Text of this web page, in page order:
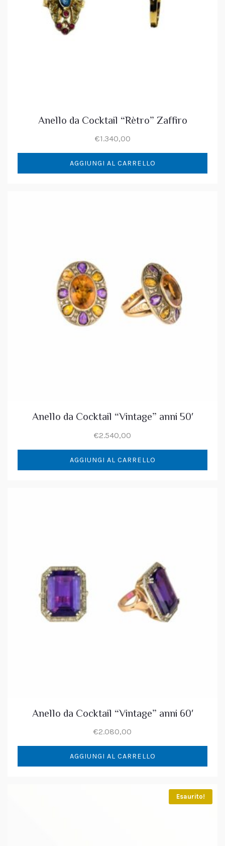
Anello da Cocktail “Rètro” Zaffiro
€1.340,00
AGGIUNGI AL CARRELLO
Anello da Cocktail “Vintage” anni 50′
€2.540,00
AGGIUNGI AL CARRELLO
Anello da Cocktail “Vintage” anni 60′
€2.080,00
AGGIUNGI AL CARRELLO
Esaurito!